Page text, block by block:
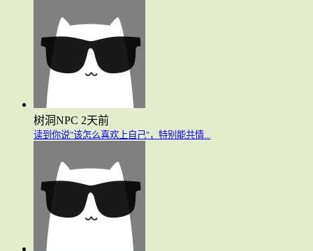
树洞NPC 2天前
读到你说"该怎么喜欢上自己"，特别能共情...